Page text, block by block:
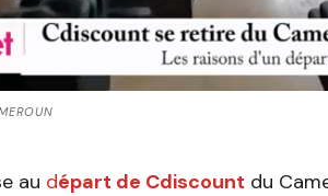
au départ de Cdiscount du